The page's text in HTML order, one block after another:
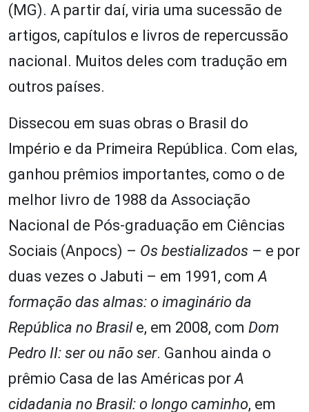
(MG). A partir daí, viria uma sucessão de
artigos, capítulos e livros de repercussão
nacional. Muitos deles com tradução em
outros países.
Dissecou em suas obras o Brasil do
Império e da Primeira República. Com elas,
ganhou prêmios importantes, como o de
melhor livro de 1988 da Associação
Nacional de Pós-graduação em Ciências
Sociais (Anpocs) – Os bestializados – e por
duas vezes o Jabuti – em 1991, comA
formação das almas: o imaginário da
República no Brasile, em 2008, com Dom
Pedro II: ser ou não ser. Ganhou ainda o
prêmio Casa de las Américas porA
cidadania no Brasil: o longo caminho, em